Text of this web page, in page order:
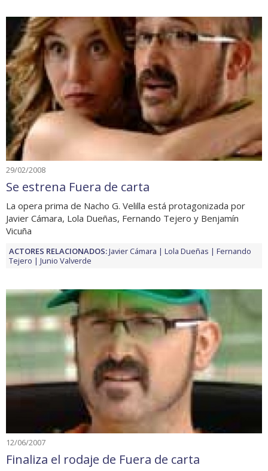
29/02/2008
Se estrena Fuera de carta
La opera prima de Nacho G. Velilla está protagonizada por
Javier Cámara, Lola Dueñas, Fernando Tejero y Benjamín
Vicuña
ACTORES RELACIONADOS:Javier Cámara Lola Dueñas
Fernando
Tejero
Junio Valverde
12/06/2007
Finaliza el rodaje de Fuera de carta